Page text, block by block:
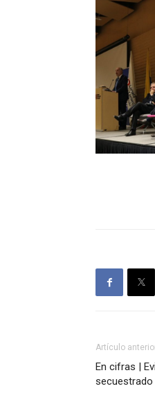
Artículo
En cifras |
secuestrado